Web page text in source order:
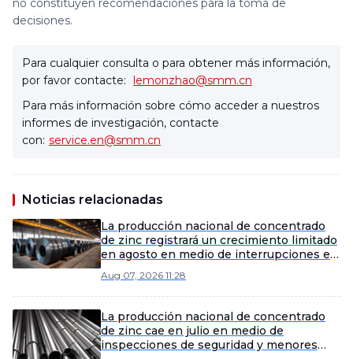
no constituyen recomendaciones para la toma de
decisiones.
Para cualquier consulta o para obtener más información,
por favor contacte: lemonzhao@smm.cn
Para más información sobre cómo acceder a nuestros
informes de investigación, contacte
con: service.en@smm.cn
Noticias relacionadas
La producción nacional de concentrado
de zinc registrará un crecimiento limitado
en agosto en medio de interrupciones en
Aug 07, 2026 11:28
La producción nacional de concentrado
de zinc cae en julio en medio de
inspecciones de seguridad y menores